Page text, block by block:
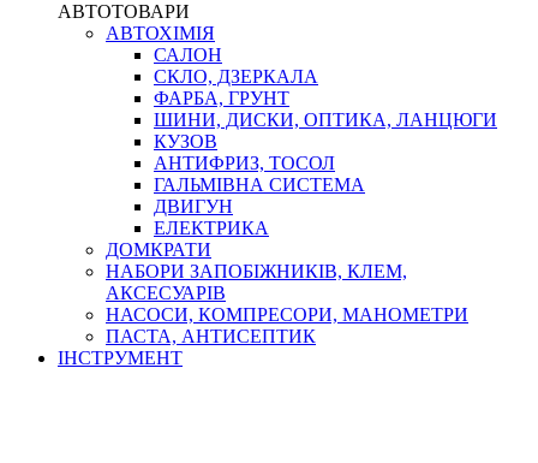
АВТОТОВАРИ
АВТОХІМІЯ
САЛОН
СКЛО, ДЗЕРКАЛА
ФАРБА, ГРУНТ
ШИНИ, ДИСКИ, ОПТИКА, ЛАНЦЮГИ
КУЗОВ
АНТИФРИЗ, ТОСОЛ
ГАЛЬМІВНА СИСТЕМА
ДВИГУН
ЕЛЕКТРИКА
ДОМКРАТИ
НАБОРИ ЗАПОБІЖНИКІВ, КЛЕМ,
АКСЕСУАРІВ
НАСОСИ, КОМПРЕСОРИ, МАНОМЕТРИ
ПАСТА, АНТИСЕПТИК
ІНСТРУМЕНТ